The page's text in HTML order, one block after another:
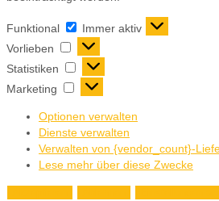
Funktional
Immer aktiv
Vorlieben
Statistiken
Marketing
Optionen verwalten
Dienste verwalten
Verwalten von {vendor_count}-
Lese mehr über diese Zwecke